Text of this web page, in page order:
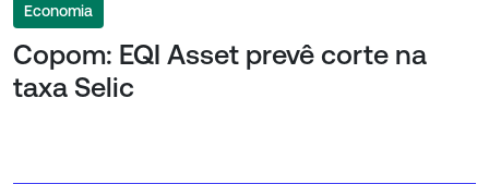
Economia
Copom: EQI Asset prevê corte na
taxa Selic